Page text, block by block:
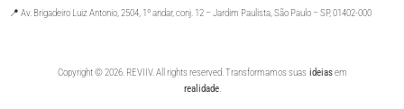
📍 Av. Brigadeiro Luiz Antonio, 2504, 1º andar, conj. 12 – Jardim Paulista, São Paulo – SP, 01402-000
Copyright © 2026. REVIIV. All rights reserved. Transformamos suasideiasem
realidade.